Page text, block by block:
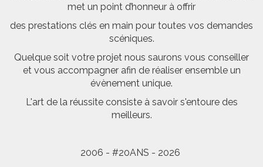
met un point d’honneur à offrir
des prestations clés en main pour toutes vos demandes
scéniques.
Quelque soit votre projet nous saurons vous conseiller
et vous accompagner afin de réaliser ensemble un
évènement unique.
L'art de la réussite consiste à savoir s'entoure des
meilleurs.
2006 - #20ANS - 2026